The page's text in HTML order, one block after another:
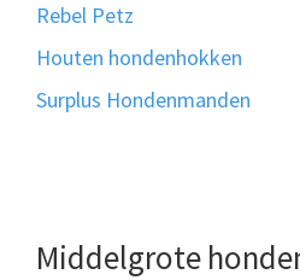
Rebel Petz
Houten hondenhokken
Surplus Hondenmanden
Middelgrote